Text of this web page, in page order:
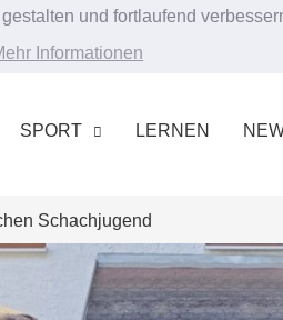
und fortlaufend
Informationen
SPORT LERNEN
Schachjugend